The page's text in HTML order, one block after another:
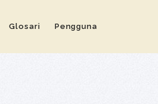
Glosari Pengguna